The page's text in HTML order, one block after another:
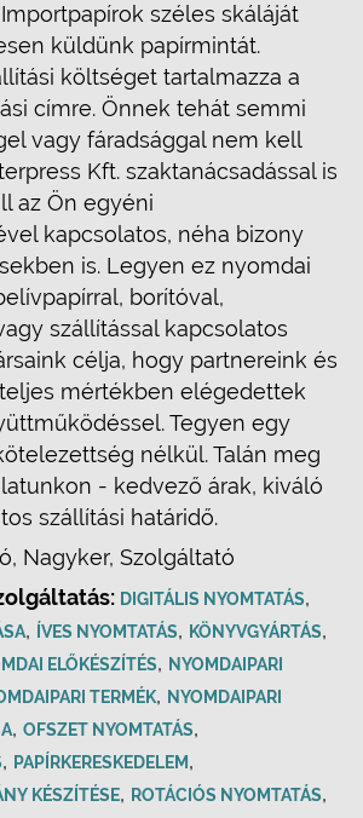
széles skáláját
küldünk papírmintát.
költséget tartalmazza a
címre. Önnek tehát semmi
vagy fáradsággal nem kell
Kft. szaktanácsadással is
az Ön egyéni
kapcsolatos, néha bizony
is. Legyen ez nyomdai
borítóval,
szállítással kapcsolatos
célja, hogy partnereink és
mértékben elégedettek
Tegyen egy
nélkül. Talán meg
- kedvező árak, kiváló
szállítási határidő.
Nagyker, Szolgáltató
DIGITÁLIS NYOMTATÁS,
, ÍVES NYOMTATÁS, KÖNYVGYÁRTÁS,
ELŐKÉSZÍTÉS, NYOMDAIPARI
TERMÉK, NYOMDAIPARI
, OFSZET NYOMTATÁS,
, PAPÍRKERESKEDELEM,
KÉSZÍTÉSE, ROTÁCIÓS NYOMTATÁS,